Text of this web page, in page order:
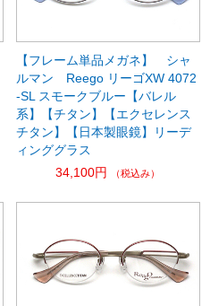
【フレーム単品メガネ】 シャ
ルマン Reego リーゴXW 4072
-SL スモークブルー【バレル
系】【チタン】【エクセレンス
チタン】【日本製眼鏡】リーデ
ィンググラス
34,100円
（税込み）